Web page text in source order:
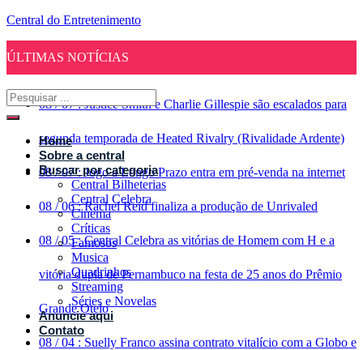
Central do Entretenimento
ÚLTIMAS NOTÍCIAS
08 / 07 : Justice Smith e Charlie Gillespie são escalados para
segunda temporada de Heated Rivalry (Rivalidade Ardente)
08 / 07 : Jogo a Longo Prazo entra em pré-venda na internet
08 / 06 : Rachel Reid finaliza a produção de Unrivaled
08 / 05 : Central Celebra as vitórias de Homem com H e a
vitória dupla de Pernambuco na festa de 25 anos do Prêmio
Grande Otelo
08 / 04 : Suelly Franco assina contrato vitalício com a Globo e
Home
Sobre a central
Buscar por categoria
Central Bilheterias
Central Celebra
Cinema
Críticas
Famosos
Musica
Quadrinhos
Streaming
Séries e Novelas
Anuncie aqui
Contato